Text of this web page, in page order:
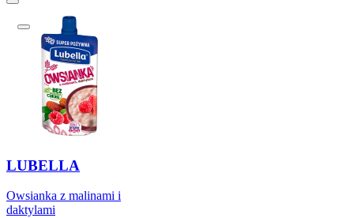
LUBELLA
Owsianka z malinami i
daktylami